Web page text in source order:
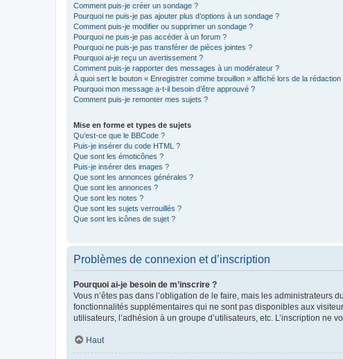
Comment puis-je créer un sondage ?
Pourquoi ne puis-je pas ajouter plus d’options à un sondage ?
Comment puis-je modifier ou supprimer un sondage ?
Pourquoi ne puis-je pas accéder à un forum ?
Pourquoi ne puis-je pas transférer de pièces jointes ?
Pourquoi ai-je reçu un avertissement ?
Comment puis-je rapporter des messages à un modérateur ?
À quoi sert le bouton « Enregistrer comme brouillon » affiché lors de la rédaction
Pourquoi mon message a-t-il besoin d’être approuvé ?
Comment puis-je remonter mes sujets ?
Mise en forme et types de sujets
Qu’est-ce que le BBCode ?
Puis-je insérer du code HTML ?
Que sont les émoticônes ?
Puis-je insérer des images ?
Que sont les annonces générales ?
Que sont les annonces ?
Que sont les notes ?
Que sont les sujets verrouillés ?
Que sont les icônes de sujet ?
Problèmes de connexion et d’inscription
Pourquoi ai-je besoin de m’inscrire ?
Vous n’êtes pas dans l’obligation de le faire, mais les
fonctionnalités supplémentaires qui ne sont pas disponibles aux
utilisateurs, l’adhésion à un groupe d’utilisateurs, etc. L’inscription ne
Haut